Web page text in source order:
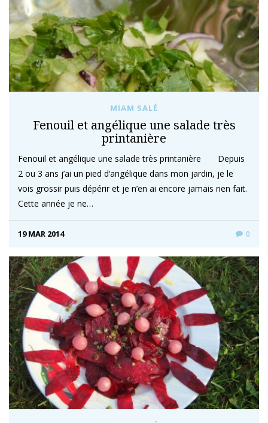
MIAM SALÉ
Fenouil et angélique une salade très
printanière
Fenouil et angélique une salade très printanière Depuis
2 ou 3 ans j’ai un pied d‘angélique dans mon jardin, je le
vois grossir puis dépérir et je n’en ai encore jamais rien fait.
Cette année je ne…
19 MAR 2014 0